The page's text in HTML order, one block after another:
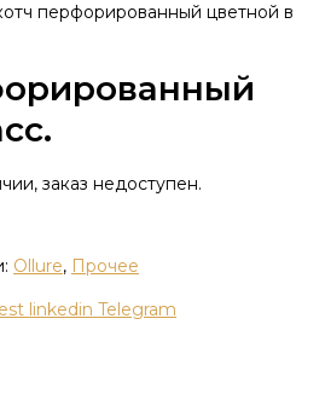
перфорированный цветной в
заказ недоступен.
Ollure, Прочее
linkedin Telegram